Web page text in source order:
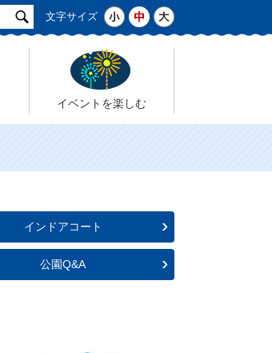
文字サイズ
イベントを楽しむ
インドアコート
公園Q&A